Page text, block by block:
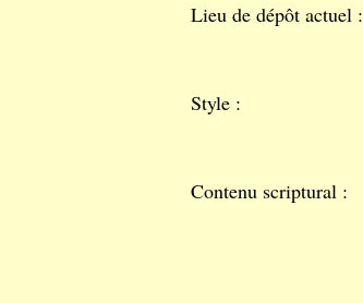
Lieu de dépôt actuel :
Style :
Contenu scriptural :